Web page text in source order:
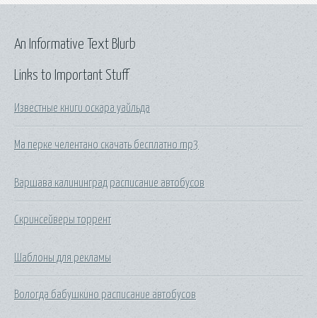
Links to Important Stuff
Известные книги оскара уайльда
Ма перке челентано скачать бесплатно mp3
Варшава калининград расписание автобусов
Скринсейверы торрент
Шаблоны для рекламы
Вологда бабушкино расписание автобусов
An Informative Text Blurb